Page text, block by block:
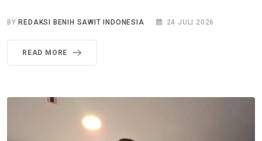
BY REDAKSI BENIH SAWIT INDONESIA 24 JULI 2026
READ MORE